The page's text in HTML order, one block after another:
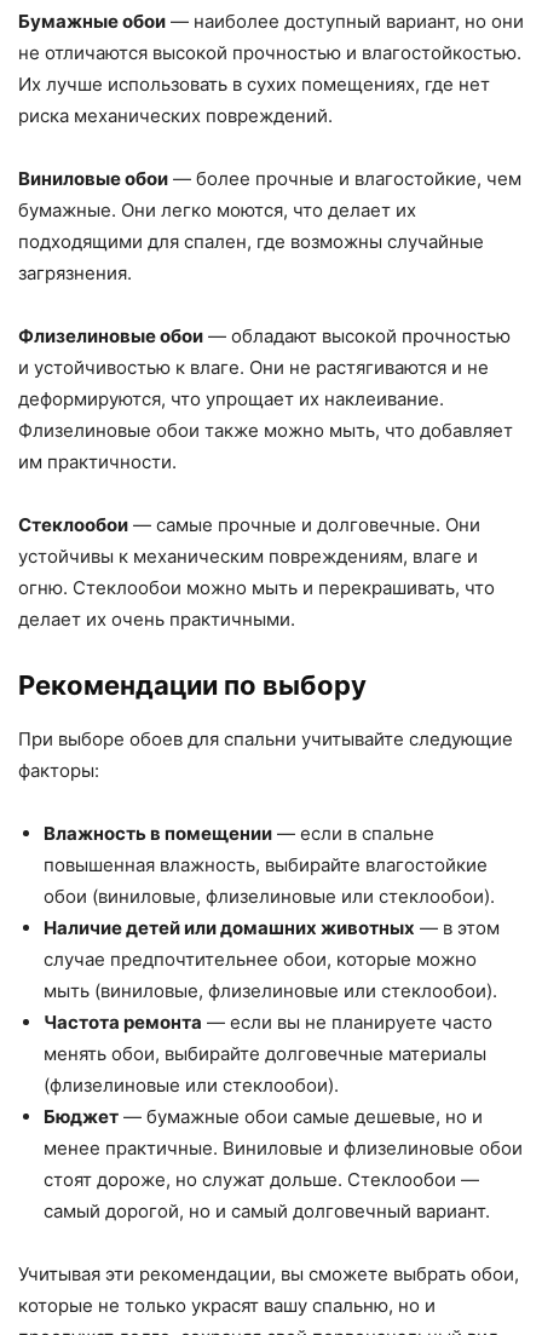
Бумажные обои — наиболее доступный вариант, но они
не отличаются высокой прочностью и влагостойкостью.
Их лучше использовать в сухих помещениях, где нет
риска механических повреждений.
Виниловые обои — более прочные и влагостойкие, чем
бумажные. Они легко моются, что делает их
подходящими для спален, где возможны случайные
загрязнения.
Флизелиновые обои — обладают высокой прочностью
и устойчивостью к влаге. Они не растягиваются и не
деформируются, что упрощает их наклеивание.
Флизелиновые обои также можно мыть, что добавляет
им практичности.
Стеклообои — самые прочные и долговечные. Они
устойчивы к механическим повреждениям, влаге и
огню. Стеклообои можно мыть и перекрашивать, что
делает их очень практичными.
Рекомендации по выбору
При выборе обоев для спальни учитывайте следующие
факторы:
Влажность в помещении — если в спальне
повышенная влажность, выбирайте влагостойкие
обои (виниловые, флизелиновые или стеклообои).
Наличие детей или домашних животных — в этом
случае предпочтительнее обои, которые можно
мыть (виниловые, флизелиновые или стеклообои).
Частота ремонта — если вы не планируете часто
менять обои, выбирайте долговечные материалы
(флизелиновые или стеклообои).
Бюджет — бумажные обои самые дешевые, но и
менее практичные. Виниловые и флизелиновые обои
стоят дороже, но служат дольше. Стеклообои —
самый дорогой, но и самый долговечный вариант.
Учитывая эти рекомендации, вы сможете выбрать обои,
которые не только украсят вашу спальню, но и